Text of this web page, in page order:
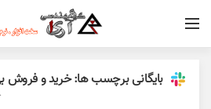
بایگانی برچسب ها: خرید و فروش